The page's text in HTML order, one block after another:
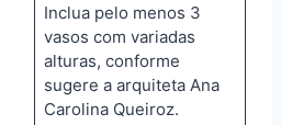
Inclua pelo menos 3
vasos com variadas
alturas, conforme
sugere a arquiteta Ana
Carolina Queiroz.